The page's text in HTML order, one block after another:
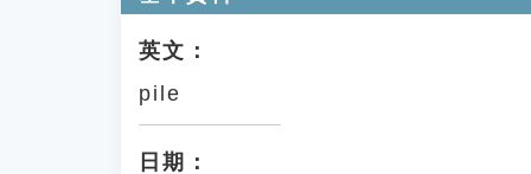
英文：
pile
日期：